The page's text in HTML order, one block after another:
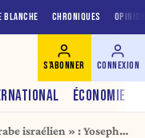
BLANCHE CHRONIQUES
ÉCONOMIE
S'ABONNER CONNEXION
israélien » : Yoseph